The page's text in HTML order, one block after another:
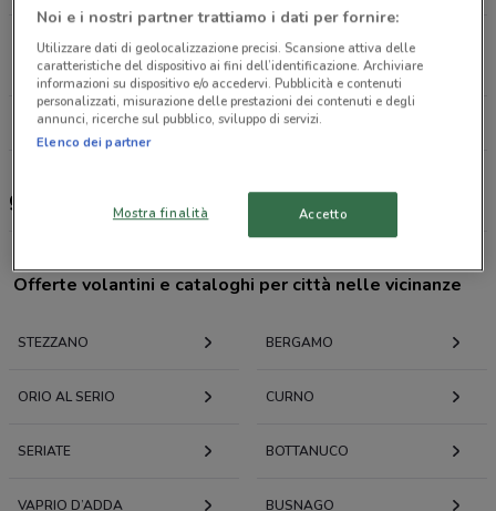
Via Dante Alighieri, 3 Rudiano
25.9 km
gaer, offerte e negozi
Offerte volantini e cataloghi per città nelle vicinanze
STEZZANO BERGAMO
ORIO AL SERIO CURNO
SERIATE BOTTANUCO
VAPRIO D’ADDA BUSNAGO
Noi e i nostri partner trattiamo i dati per fornire:
Utilizzare dati di geolocalizzazione precisi. Scansione attiva delle
caratteristiche del dispositivo ai fini dell’identificazione. Archiviare
informazioni su dispositivo e/o accedervi. Pubblicità e contenuti
personalizzati, misurazione delle prestazioni dei contenuti e degli
annunci, ricerche sul pubblico, sviluppo di servizi.
Elenco dei partner
Mostra finalità Accetto